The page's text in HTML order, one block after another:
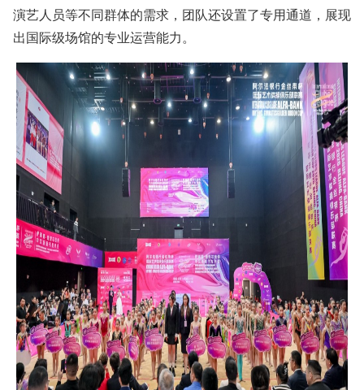
演艺人员等不同群体的需求，团队还设置了专用通道，展现
出国际级场馆的专业运营能力。